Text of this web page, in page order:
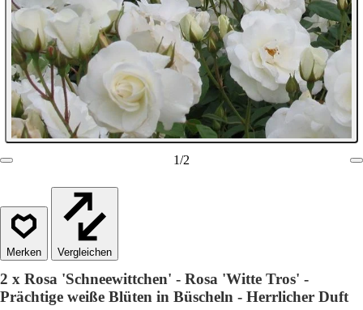
1/2
Vergleichen
2 x Rosa 'Schneewittchen' - Rosa 'Witte Tros' -
Prächtige weiße Blüten in Büscheln - Herrlicher Duft